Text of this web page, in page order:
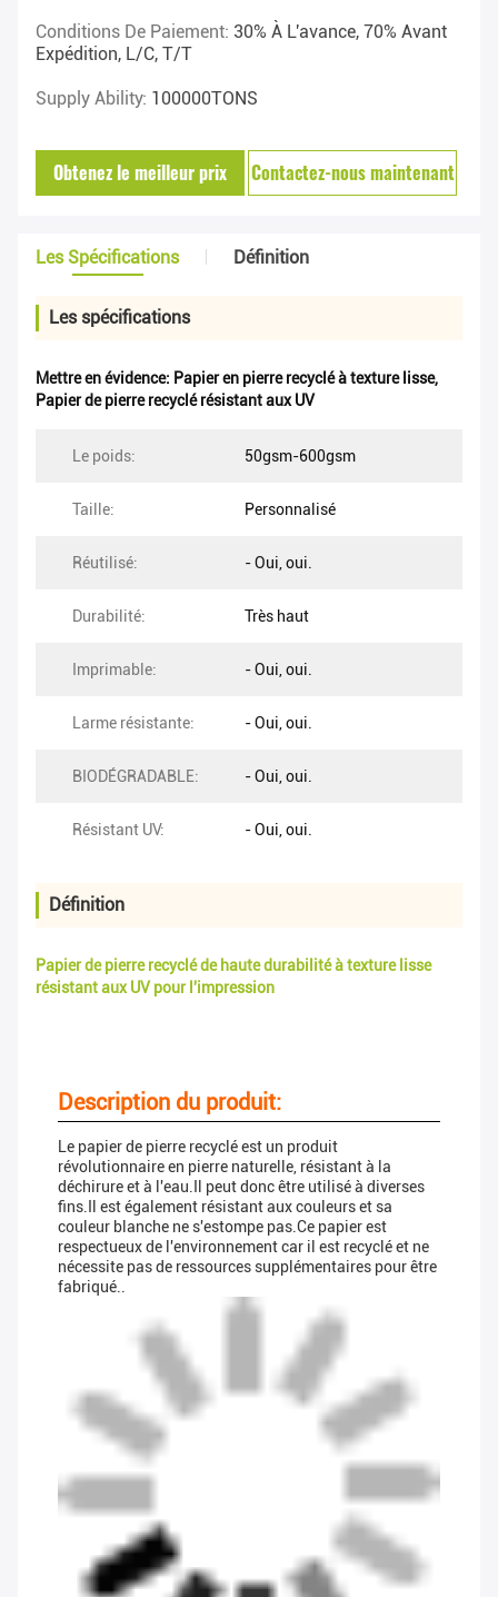
Conditions De Paiement: 30% À L'avance, 70% Avant
Expédition, L/C, T/T
Supply Ability: 100000TONS
Obtenez le meilleur prix Contactez-nous maintenant
Les Spécifications Définition
Les spécifications
Mettre en évidence: Papier en pierre recyclé à texture lisse,
Papier de pierre recyclé résistant aux UV
Le poids: 50gsm-600gsm
Taille: Personnalisé
Réutilisé: - Oui, oui.
Durabilité: Très haut
Imprimable: - Oui, oui.
Larme résistante: - Oui, oui.
BIODÉGRADABLE: - Oui, oui.
Résistant UV: - Oui, oui.
Définition
Papier de pierre recyclé de haute durabilité à texture lisse
résistant aux UV pour l'impression
Description du produit:
Le papier de pierre recyclé est un produit
révolutionnaire en pierre naturelle, résistant à la
déchirure et à l'eau.Il peut donc être utilisé à diverses
fins.Il est également résistant aux couleurs et sa
couleur blanche ne s'estompe pas.Ce papier est
respectueux de l'environnement car il est recyclé et ne
nécessite pas de ressources supplémentaires pour être
fabriqué..